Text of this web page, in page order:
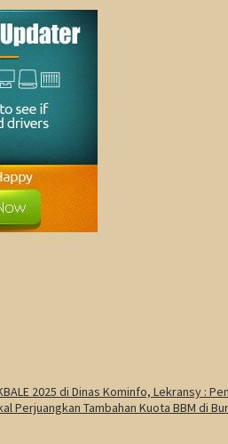
2025 di Dinas Kominfo, Lekransy :
Perjuangkan Tambahan Kuota BBM di